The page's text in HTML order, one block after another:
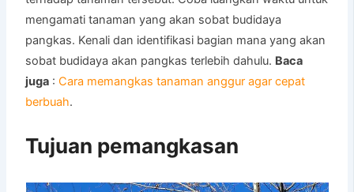
mengamati tanaman yang akan sobat budidaya
pangkas. Kenali dan identifikasi bagian mana yang akan
sobat budidaya akan pangkas terlebih dahulu. Baca
juga :Cara memangkas tanaman anggur agar cepat
berbuah.
Tujuan pemangkasan